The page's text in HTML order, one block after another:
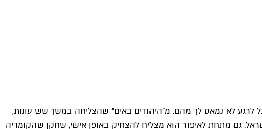
לרגע לא נמאס לך מהם. מ"היהודים באים" שהצליחה במשך שש עונות,
גם מתחת לאיפור הוא מצליח להצחיק באופן אישי, שחקן שהקומדיה